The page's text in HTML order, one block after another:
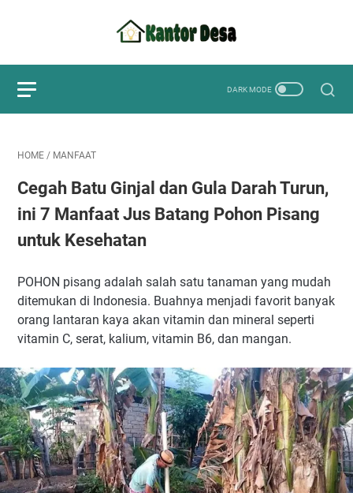
HOME / MANFAAT
Cegah Batu Ginjal dan Gula Darah Turun,
ini 7 Manfaat Jus Batang Pohon Pisang
untuk Kesehatan
POHON pisang adalah salah satu tanaman yang mudah
ditemukan di Indonesia. Buahnya menjadi favorit banyak
orang lantaran kaya akan vitamin dan mineral seperti
vitamin C, serat, kalium, vitamin B6, dan mangan.